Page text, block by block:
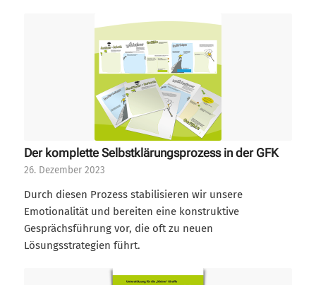
Der komplette Selbstklärungsprozess in der GFK
26. Dezember 2023
Durch diesen Prozess stabilisieren wir unsere
Emotionalität und bereiten eine konstruktive
Gesprächsführung vor, die oft zu neuen
Lösungsstrategien führt.